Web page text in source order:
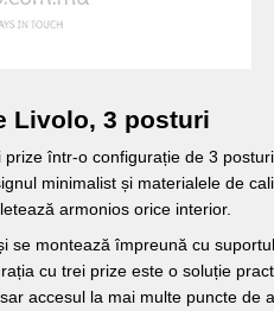
Livolo, 3 posturi
într-o configurație de 3
minimalist și materialele de
armonios orice interior.
se montează împreună cu
cu trei prize este o soluție
accesul la mai multe puncte de